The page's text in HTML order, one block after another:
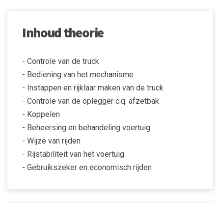
Inhoud theorie
- Controle van de truck
- Bediening van het mechanisme
- Instappen en rijklaar maken van de truck
- Controle van de oplegger c.q. afzetbak
- Koppelen
- Beheersing en behandeling voertuig
- Wijze van rijden
- Rijstabiliteit van het voertuig
- Gebruikszeker en economisch rijden